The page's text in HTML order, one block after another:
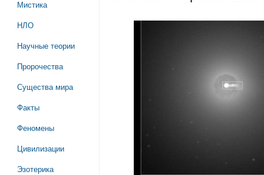
Мистика
НЛО
Научные теории
Пророчества
Существа мира
Факты
Феномены
Цивилизации
Эзотерика